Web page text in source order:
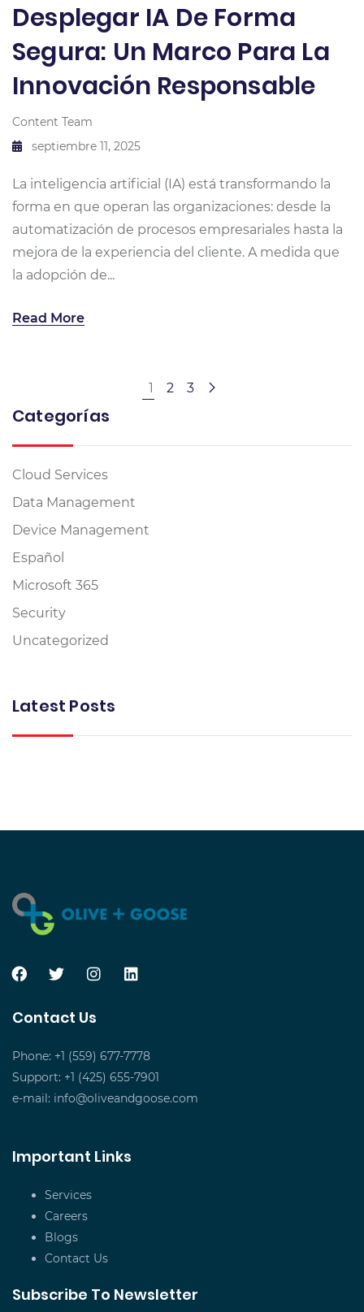
Desplegar IA De Forma
Segura: Un Marco Para La
Innovación Responsable
Content Team
septiembre 11, 2025
La inteligencia artificial (IA) está transformando la
forma en que operan las organizaciones: desde la
automatización de procesos empresariales hasta la
mejora de la experiencia del cliente. A medida que
la adopción de...
Read More
1 2 3
Categorías
Cloud Services
Data Management
Device Management
Español
Microsoft 365
Security
Uncategorized
Latest Posts
Contact Us
Phone: +1 (559) 677-7778
Support: +1 (425) 655-7901
e-mail: info@oliveandgoose.com
Important Links
Services
Careers
Blogs
Contact Us
Subscribe To Newsletter